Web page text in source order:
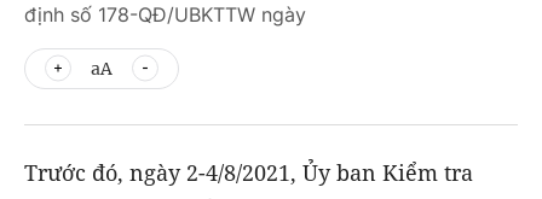
định số 178-QĐ/UBKTTW ngày
aA
Trước đó, ngày 2-4/8/2021, Ủy ban Kiểm tra